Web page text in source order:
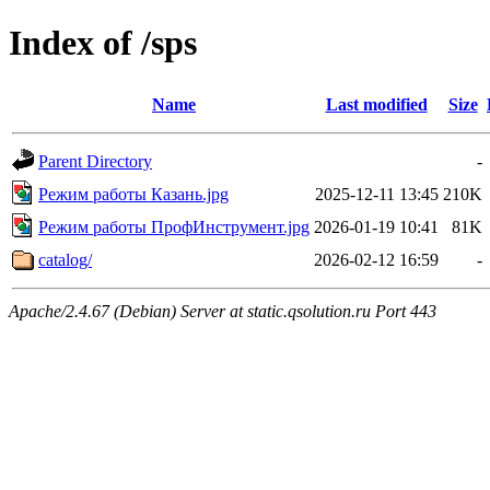
Index of /sps
Name Last modified Size
Parent Directory
-
Режим работы Казань.jpg
2025-12-11 13:45 210K
Режим работы ПрофИнструмент.jpg 2026-01-19 10:41
81K
catalog/
2026-02-12 16:59 -
Apache/2.4.67 (Debian) Server at static.qsolution.ru Port 443